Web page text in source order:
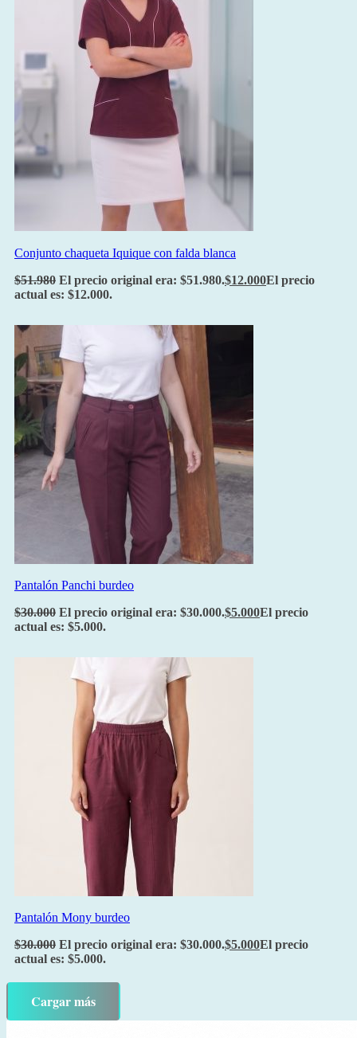
Conjunto chaqueta Iquique con falda blanca
$51.980 El precio original era: $51.980.$12.000El precio
actual es: $12.000.
Pantalón Panchi burdeo
$30.000 El precio original era: $30.000.$5.000El precio
actual es: $5.000.
Pantalón Mony burdeo
$30.000 El precio original era: $30.000.$5.000El precio
actual es: $5.000.
Cargar más